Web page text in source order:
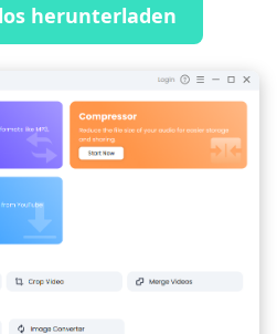
herunterladen